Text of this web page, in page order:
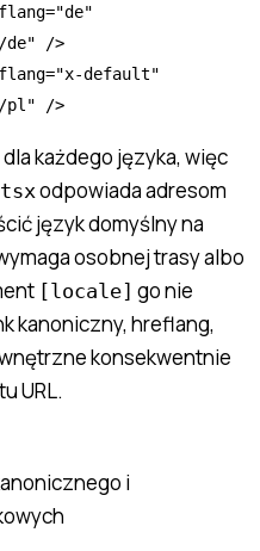
="de"
de" />
="x-default"
pl" />
każdego języka, więc
odpowiada adresom
język domyślny na
osobnej trasy albo
[locale] go nie
kanoniczny, hreflang,
konsekwentnie
URL.
i